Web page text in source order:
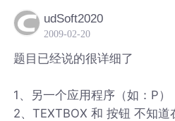
udSoft2020
2009-02-20
题目已经说的很详细了
1、另一个应用程序（如：P
2、TEXTBOX 和 按钮 不知道